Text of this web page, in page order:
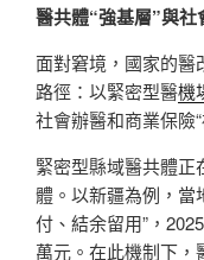
醫共體“強基層”與
面對窘境，國家的醫
路徑：以緊密型醫機
社會辦醫和商業保險
緊密型縣域醫共體
體。以新疆為例，當
付、結余留用”，
萬元。在此機制下，